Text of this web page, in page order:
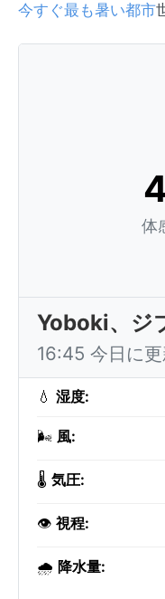
今すぐ最も暑い都市
体
Yoboki、ジ
16:45 今日に
💧 湿度:
🌬️ 風:
🌡️ 気圧:
👁️ 視程:
🌧️ 降水量: